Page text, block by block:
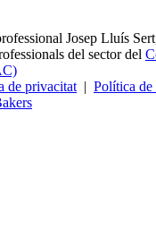
Josep Lluís
del sector del
de privacitat | Política de